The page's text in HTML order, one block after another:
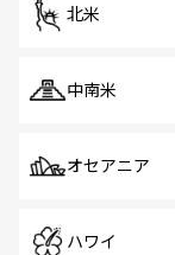
北米
中南米
オセアニア
ハワイ